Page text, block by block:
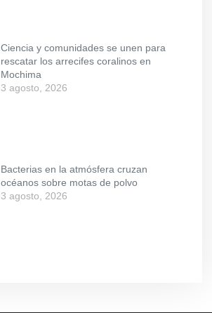
Ciencia y comunidades se unen para
rescatar los arrecifes coralinos en
Mochima
3 agosto, 2026
Bacterias en la atmósfera cruzan
océanos sobre motas de polvo
3 agosto, 2026